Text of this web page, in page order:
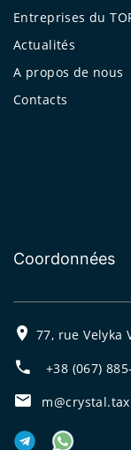
Entreprises du
Actualités
A propos de nous
Contacts
Coordonnées
77, rue Velyka
+38 (067)
m@crystal.tax